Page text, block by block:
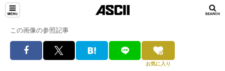
この画像の参照記事
お気に入り